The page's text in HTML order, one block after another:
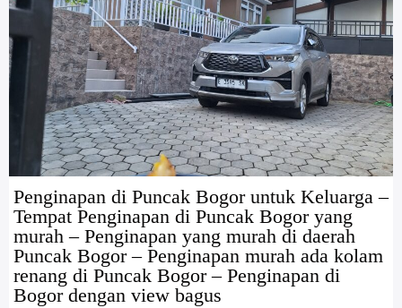
Penginapan di Puncak Bogor untuk Keluarga –
Tempat Penginapan di Puncak Bogor yang
murah – Penginapan yang murah di daerah
Puncak Bogor – Penginapan murah ada kolam
renang di Puncak Bogor – Penginapan di
Bogor dengan view bagus